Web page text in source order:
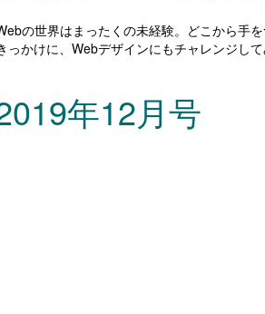
の世界はまったくの未経験。どこから
かけに、Webデザインにもチャレンジし
年12月号